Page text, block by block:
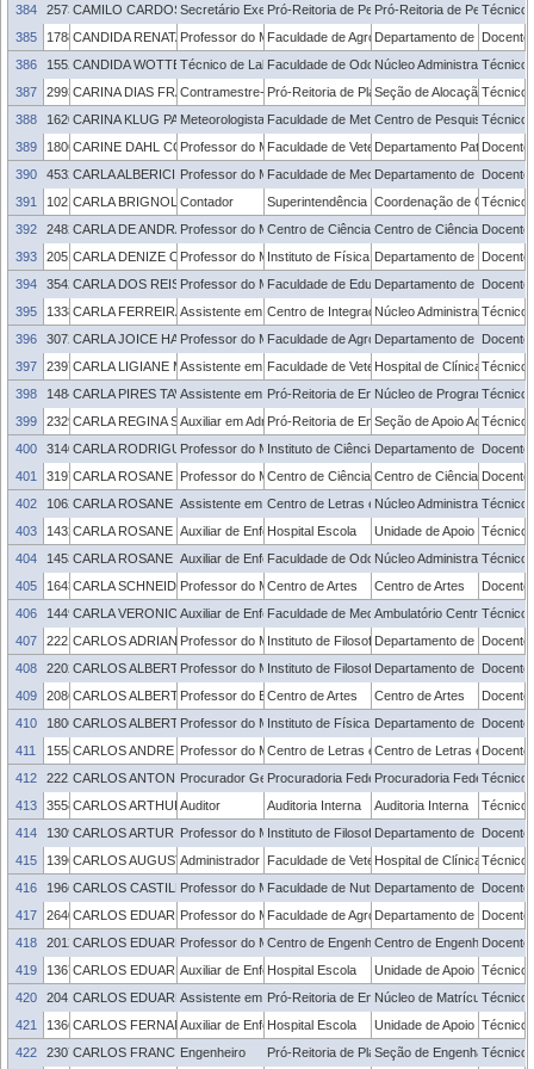
384
2573325CAMILO CARDOSO HISÉ RODRIGUES
Secretário ExecutivoPró-Reitoria de Pesquisa e Pós-Graduação
Pró-Reitoria de Pesquisa
Técnico
385
1788852CANDIDA RENATA JACOBSEN DE FARIAS
Professor do Magistério Superior
Faculdade de Agronomia Eliseu Maciel
Departamento de Docente
386
1552268CANDIDA WOTTER BERGMANN DIAZ
Técnico de LaboratórioFaculdade de OdontologiaNúcleo Administrativo - FO
Técnico
387
2993527CARINA DIAS FRANCOContramestre-ofícioPró-Reitoria de Planejamento e
Seção de Alocação eTécnico
388
1620978CARINA KLUG PADILHA REINKE
Meteorologista Faculdade de MeteorologiaCentro de Pesquisa eTécnico
389
1806726CARINE DAHL CORCINIProfessor do Magistério Superior
Faculdade de VeterináriaDepartamento Patologia
Docente
390
4532714CARLA ALBERICI PASTOREProfessor do Magistério Superior
Faculdade de MedicinaDepartamento de Clínica
Docente
391
1021272CARLA BRIGNOL LIMA
Contador Superintendência de Inovação e
Coordenação de
Técnico
392
2482249CARLA DE ANDRADE HARTWIGProfessor do Magistério Superior
Centro de Ciências Químicas, Farmacêuticas
Centro de CiênciasDocente
393
2051627CARLA DENIZE OTT FELCHERProfessor do Magistério Superior
Instituto de Física e Matemática
Departamento de Docente
394
3542482CARLA DOS REIS REZERProfessor do Magistério Superior
Faculdade de EducaçãoDepartamento de Docente
395
1338667CARLA FERREIRA SILVEIRAAssistente em AdministraçãoCentro de Integração do Mercosul
Núcleo Administrativo - CIM
Técnico
396
3072694CARLA JOICE HARTERProfessor do Magistério Superior
Faculdade de Agronomia Eliseu Maciel
Departamento de Zootecnia
Docente
397
2397894CARLA LIGIANE MACHADO DOS SANTOS
Assistente em Administração
Faculdade de VeterináriaHospital de ClínicaTécnico
398
1484208CARLA PIRES TAVARESAssistente em Administração
Pró-Reitoria de EnsinoNúcleo de Programas e
Técnico
399
2329631CARLA REGINA SIGNORINI MARTINS
Auxiliar em AdministraçãoPró-Reitoria de EnsinoSeção de Apoio
Técnico
400
3140916CARLA RODRIGUES GASTAUDProfessor do Magistério Superior
Instituto de Ciências Humanas
Departamento de Docente
401
3197752CARLA ROSANE BARBOZA MENDONCA
Professor do Magistério Superior
Centro de Ciências Químicas, Farmacêuticas
Centro de CiênciasDocente
402
1062734CARLA ROSANE CARRET MACHADO
Assistente em AdministraçãoCentro de Letras e Comunicação
Núcleo Administrativo -
Técnico
403
1432877CARLA ROSANE FERREIRA GOUVEA
Auxiliar de EnfermagemHospital Escola Unidade de Apoio aoTécnico
404
1453114CARLA ROSANE HERNANDES WEYMAR
Auxiliar de EnfermagemFaculdade de OdontologiaNúcleo Administrativo - FO
Técnico
405
1643742CARLA SCHNEIDERProfessor do Magistério Superior
Centro de Artes Centro de Artes
Docente
406
1449385CARLA VERONICA VASCONCELOS COSTA
Auxiliar de EnfermagemFaculdade de MedicinaAmbulatório Central daTécnico
407
2221310CARLOS ADRIANO FERRAZProfessor do Magistério Superior
Instituto de Filosofia, Sociologia e Política
Departamento de Filosofia
Docente
408
2202883CARLOS ALBERTO MIRAGLIAProfessor do Magistério Superior
Instituto de Filosofia, Sociologia e Política
Departamento de Filosofia
Docente
409
2086983CARLOS ALBERTO OLIVEIRA DA SILVA
Professor do Ensino Básico, Técnico e Tecnológico
Centro de Artes Centro de Artes
Docente
410
1806759CARLOS ALBERTO VAZ DE MORAIS JUNIOR
Professor do Magistério Superior
Instituto de Física e Matemática
Departamento de Física
Docente
411
1558386CARLOS ANDRE ECHENIQUE DOMINGUEZ
Professor do Magistério Superior
Centro de Letras e Comunicação
Centro de Letras eDocente
412
2221370CARLOS ANTONIO BOSENBECKER JUNIOR
Procurador Geral junto à UFPel
Procuradoria Federal junto à UFPel
Procuradoria Federal junto
Técnico
413
3558505CARLOS ARTHUR SALDANHA DIAS
Auditor Auditoria Interna Auditoria Interna
Técnico
414
1309135CARLOS ARTUR GALLO CABRERA
Professor do Magistério Superior
Instituto de Filosofia, Sociologia e Política
Departamento de
Docente
415
1396213CARLOS AUGUSTO KOCHENBORGER
Administrador Faculdade de VeterináriaHospital de ClínicaTécnico
416
1966973CARLOS CASTILHO DE BARROSProfessor do Magistério Superior
Faculdade de NutriçãoDepartamento de Nutrição
Docente
417
2640131CARLOS EDUARDO DA SILVA PEDROSO
Professor do Magistério Superior
Faculdade de Agronomia Eliseu Maciel
Departamento de Fitotecnia
Docente
418
2012610CARLOS EDUARDO ESPINOSAProfessor do Magistério Superior
Centro de EngenhariasCentro de Engenharias
Docente
419
1367373CARLOS EDUARDO OLIVEIRA DA CRUZ
Auxiliar de EnfermagemHospital Escola Unidade de Apoio aoTécnico
420
2041309CARLOS EDUARDO PEROLAAssistente em Administração
Pró-Reitoria de EnsinoNúcleo de Matrículas e
Técnico
421
1366349CARLOS FERNANDO MESKO LEAL
Auxiliar de EnfermagemHospital Escola Unidade de Apoio aoTécnico
422
2307655CARLOS FRANCISCO VEIGA BARBOSA
Engenheiro Pró-Reitoria de Planejamento e
Seção de EngenhariaTécnico